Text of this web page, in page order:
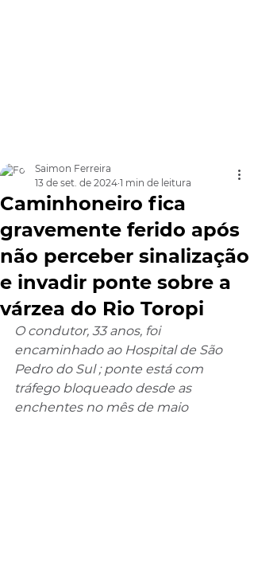
Caminhoneiro fica
gravemente ferido após
não perceber sinalização
e invadir ponte sobre a
várzea do Rio Toropi
Saimon Ferreira
13 de set. de 2024 1 min de leitura
O condutor, 33 anos, foi
encaminhado ao Hospital de São
Pedro do Sul ; ponte está com
tráfego bloqueado desde as
enchentes no mês de maio